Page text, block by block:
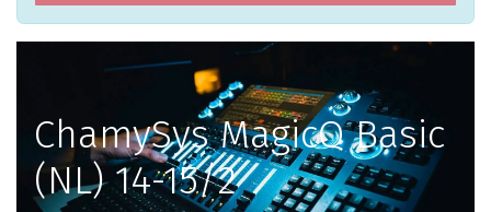
ChamySys MagicQ Basic
(NL) 14-15/2